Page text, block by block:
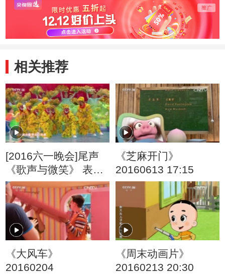
相关推荐
[2016六一晚会]尾声
《歌声与微笑》 表
演：银河少儿电视艺
术团等
《芝麻开门》
20160613 17:15
《大风车》
20160204
《周末动画片》
20160213 20:30